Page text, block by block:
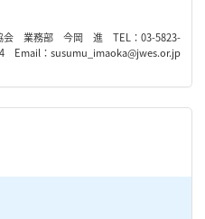
会 業務部 今岡 進 TEL：03-5823-
Email：susumu_imaoka@jwes.or.jp